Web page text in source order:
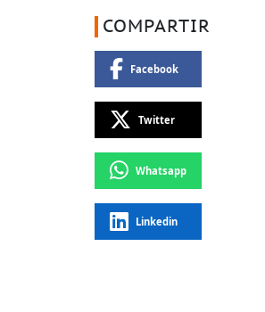
COMPARTIR
Facebook
Twitter
Whatsapp
Linkedin